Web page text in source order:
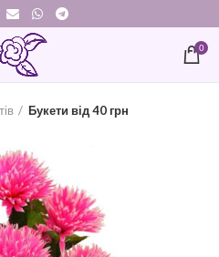
0
Букети від 40 грн